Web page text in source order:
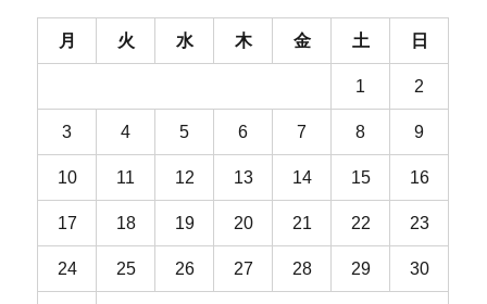
月 火 水 木 金 土 日
1 2
3 4 5 6 7 8 9
10 11 12 13 14 15 16
17 18 19 20 21 22 23
24 25 26 27 28 29 30